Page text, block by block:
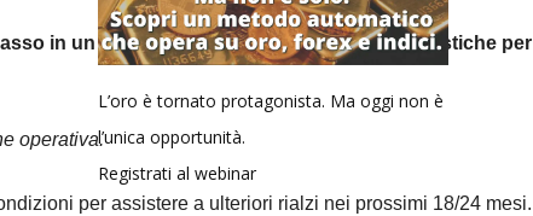
in un trend di lungo che ha tutte le caratteristiche per
operativa.
per assistere a ulteriori rialzi nei prossimi 18/24 mesi.
L’oro è tornato protagonista. Ma oggi non è
l’unica opportunità.
Registrati al webinar